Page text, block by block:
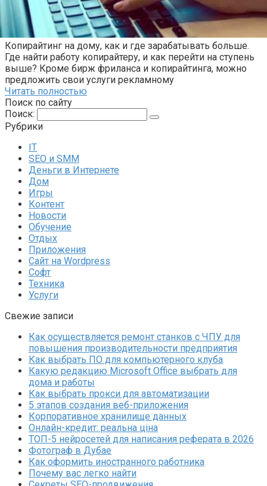
Копирайтинг на дому, как и где зарабатывать больше.
Где найти работу копирайтеру, и как перейти на ступень
выше? Кроме бирж фриланса и копирайтинга, можно
предложить свои услуги рекламному
Читать полностью
Поиск по сайту
Поиск:
Рубрики
IT
SEO и SMM
Деньги в Интернете
Дом
Игры
Контент
Новости
Обучение
Отдых
Приложения
Сайт на Wordpress
Софт
Техника
Услуги
Свежие записи
Как осуществляется ремонт станков с ЧПУ для
повышения производительности предприятия
Как выбрать ПО для компьютерного клуба
Какую редакцию Microsoft Office выбрать для
дома и работы
Как выбрать прокси для автоматизации
5 этапов создания веб-приложения
Корпоративное хранилище данных
Онлайн-кредит: реальна ціна
ТОП-5 нейросетей для написания реферата в 2026
Фотограф в Дубае
Как оформить иностранного работника
Почему вас легко найти